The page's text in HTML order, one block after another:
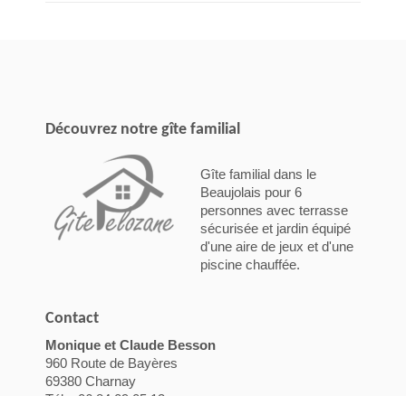
Découvrez notre gîte familial
Gîte familial dans le
Beaujolais pour 6
personnes avec terrasse
sécurisée et jardin équipé
d'une aire de jeux et d'une
piscine chauffée.
Contact
Monique et Claude Besson
960 Route de Bayères
69380 Charnay